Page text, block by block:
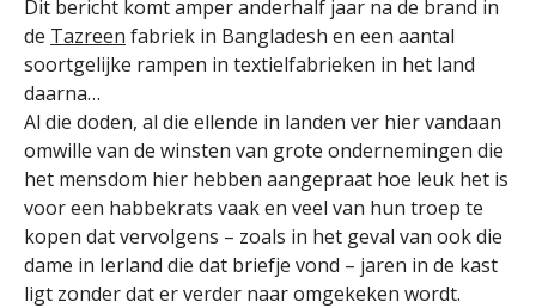
Dit bericht komt amper anderhalf jaar na de brand in
de Tazreen fabriek in Bangladesh en een aantal
soortgelijke rampen in textielfabrieken in het land
daarna…
Al die doden, al die ellende in landen ver hier vandaan
omwille van de winsten van grote ondernemingen die
het mensdom hier hebben aangepraat hoe leuk het is
voor een habbekrats vaak en veel van hun troep te
kopen dat vervolgens – zoals in het geval van ook die
dame in Ierland die dat briefje vond – jaren in de kast
ligt zonder dat er verder naar omgekeken wordt.